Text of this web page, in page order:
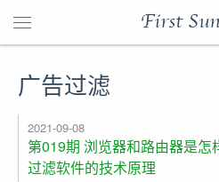
First
广告过滤
2021-09-08
第019期 浏览器和路由器是怎
过滤软件的技术原理